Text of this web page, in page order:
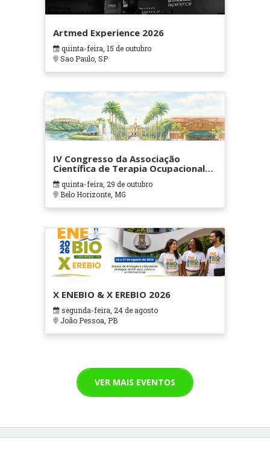
Artmed Experience 2026
quinta-feira, 15 de outubro
Sao Paulo, SP
IV Congresso da Associação
Científica de Terapia Ocupacional
em Contextos Hospitalares e
Cuidados Paliativos - ATOHOSP
quinta-feira, 29 de outubro
Belo Horizonte, MG
X ENEBIO & X EREBIO 2026
segunda-feira, 24 de agosto
João Pessoa, PB
VER MAIS EVENTOS